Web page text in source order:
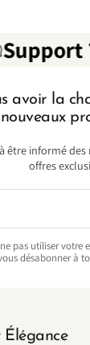
7j/7
avoir la
nouveaux
être informé
offres
pas utiliser votre
désabonner à
Élégance